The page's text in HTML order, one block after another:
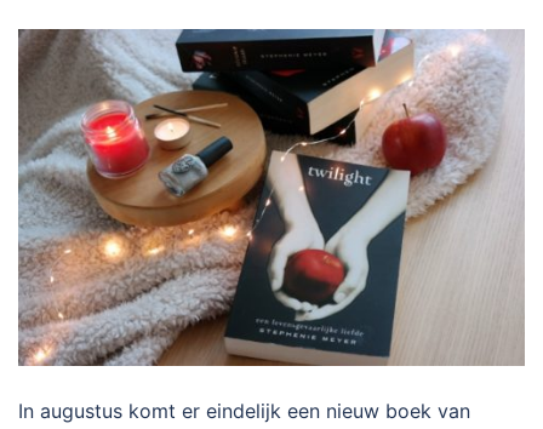
In augustus komt er eindelijk een nieuw boek van